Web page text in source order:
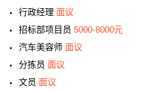
行政经理 面议
招标部项目员 5000-8000元
汽车美容师 面议
分拣员 面议
文员 面议